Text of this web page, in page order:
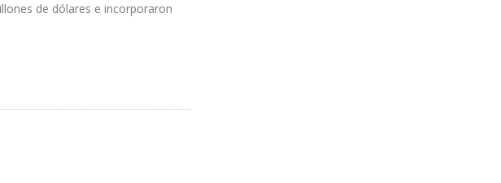
de dólares e incorporaron